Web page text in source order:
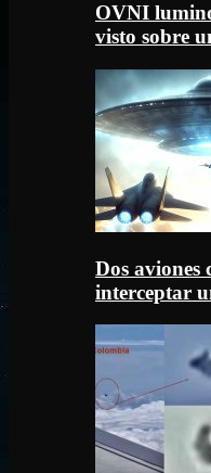
OVNI
visto sobre
Dos aviones
interceptar